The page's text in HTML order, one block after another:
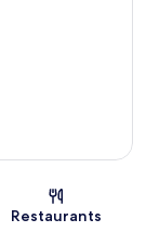
Restaurants